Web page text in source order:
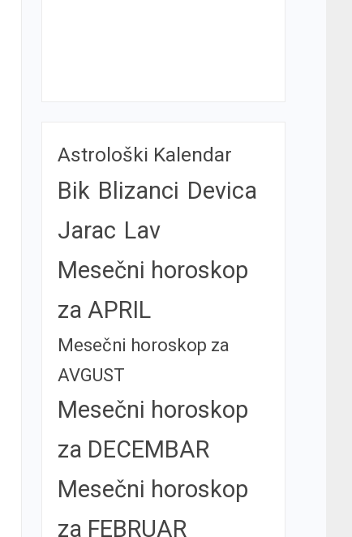
Astrološki Kalendar
Bik Blizanci Devica
Jarac Lav
Mesečni horoskop
za APRIL
Mesečni horoskop za
AVGUST
Mesečni horoskop
za DECEMBAR
Mesečni horoskop
za FEBRUAR